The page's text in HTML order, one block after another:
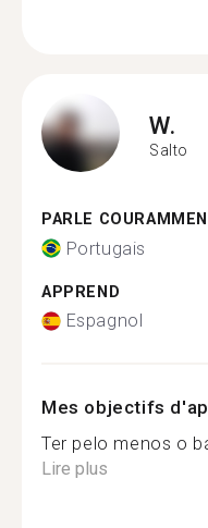
W.
Salto
PARLE
Portugais
APPREND
Espagnol
Mes objectifs
Ter pelo menos o
Lire plus